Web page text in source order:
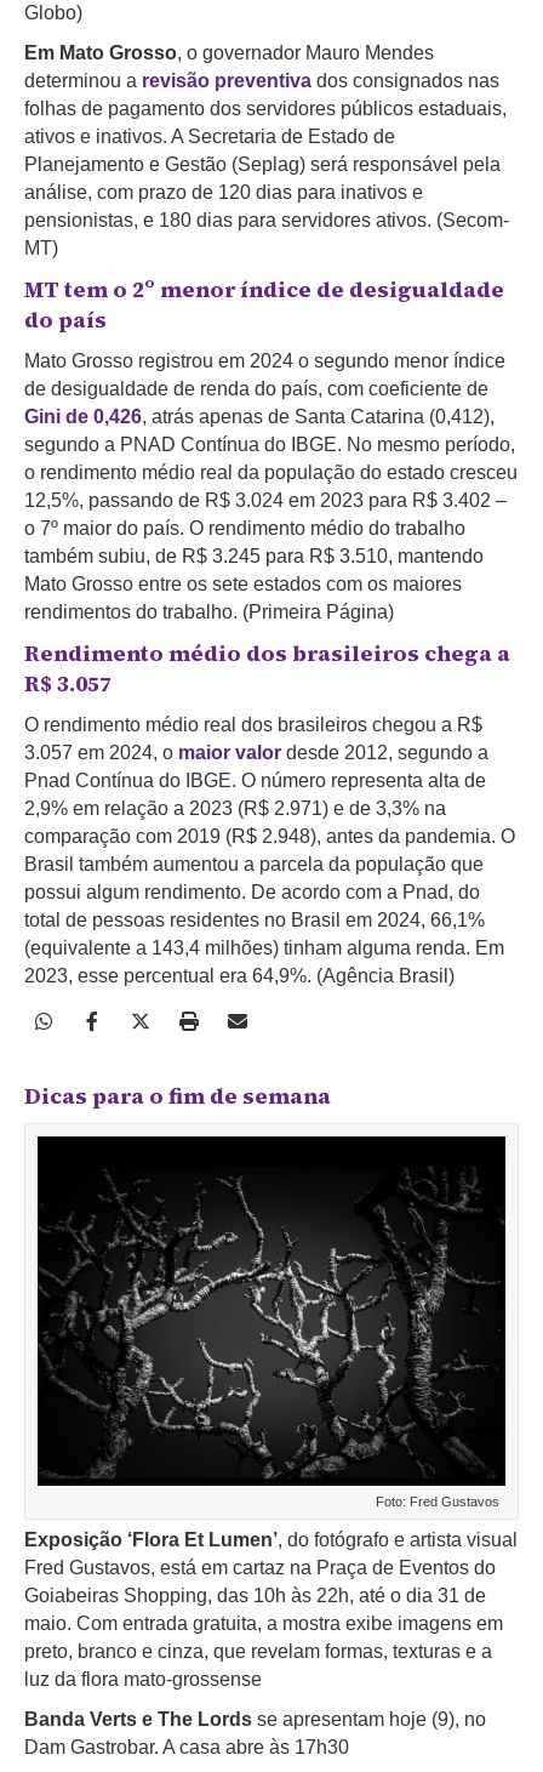
Globo)
Em Mato Grosso, o governador Mauro Mendes
determinou a revisão preventiva dos consignados nas
folhas de pagamento dos servidores públicos estaduais,
ativos e inativos. A Secretaria de Estado de
Planejamento e Gestão (Seplag) será responsável pela
análise, com prazo de 120 dias para inativos e
pensionistas, e 180 dias para servidores ativos. (Secom-
MT)
MT tem o 2º menor índice de desigualdade
do país
Mato Grosso registrou em 2024 o segundo menor índice
de desigualdade de renda do país, com coeficiente de
Gini de 0,426, atrás apenas de Santa Catarina (0,412),
segundo a PNAD Contínua do IBGE. No mesmo período,
o rendimento médio real da população do estado cresceu
12,5%, passando de R$ 3.024 em 2023 para R$ 3.402 –
o 7º maior do país. O rendimento médio do trabalho
também subiu, de R$ 3.245 para R$ 3.510, mantendo
Mato Grosso entre os sete estados com os maiores
rendimentos do trabalho. (Primeira Página)
Rendimento médio dos brasileiros chega a
R$ 3.057
O rendimento médio real dos brasileiros chegou a R$
3.057 em 2024, o maior valor desde 2012, segundo a
Pnad Contínua do IBGE. O número representa alta de
2,9% em relação a 2023 (R$ 2.971) e de 3,3% na
comparação com 2019 (R$ 2.948), antes da pandemia. O
Brasil também aumentou a parcela da população que
possui algum rendimento. De acordo com a Pnad, do
total de pessoas residentes no Brasil em 2024, 66,1%
(equivalente a 143,4 milhões) tinham alguma renda. Em
2023, esse percentual era 64,9%. (Agência Brasil)
Dicas para o fim de semana
Foto: Fred Gustavos
Exposição ‘Flora Et Lumen’, do fotógrafo e artista visual
Fred Gustavos, está em cartaz na Praça de Eventos do
Goiabeiras Shopping, das 10h às 22h, até o dia 31 de
maio. Com entrada gratuita, a mostra exibe imagens em
preto, branco e cinza, que revelam formas, texturas e a
luz da flora mato-grossense
Banda Verts e The Lords se apresentam hoje (9), no
Dam Gastrobar. A casa abre às 17h30